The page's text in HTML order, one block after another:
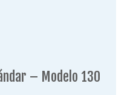
– Modelo 130